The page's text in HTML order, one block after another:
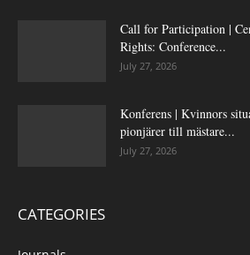
Call for Participation |
Rights: Conference...
July 27, 2026
Konferens | Kvinnors
pionjärer till mästare...
July 27, 2026
CATEGORIES